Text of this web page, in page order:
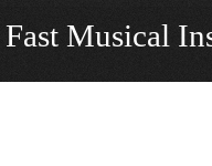
Fast Musical